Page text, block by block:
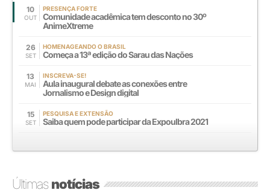
10
OUT
PRESENÇA FORTE
Comunidade acadêmica tem desconto no 30º
AnimeXtreme
26
SET
HOMENAGEANDO O BRASIL
Começa a 13ª edição do Sarau das Nações
13
MAI
INSCREVA-SE!
Aula inaugural debate as conexões entre
Jornalismo e Design digital
15
SET
PESQUISA E EXTENSÃO
Saiba quem pode participar da Expoulbra 2021
Últimasnotícias